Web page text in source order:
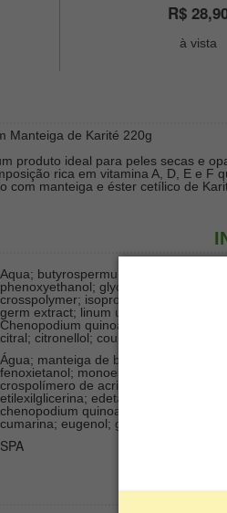
R$
à vista
Manteiga de Karité 220g
produto ideal para peles secas e
rica em vitamina A, D, E e
com manteiga e éster cetílico de
Aqua; butyrospermum parkii butter;
phenoxyethanol; glyceryl stearate;
crosspolymer; isopropanolamine;
germ extract; linum usitatissimum seed
Chenopodium quinoa seed extract;
citral; citronellol; coumarin; eugenol;
Água; manteiga de butyrospermum
fenoxietanol; monoestearato de
crospolímero de acrilatos/acrilato de
etilexilglicerina; edetato dissódico;
chenopodium quinoa; di-t-butil-4-
cumarina; eugenol; geraniol; limoneno;
SPA